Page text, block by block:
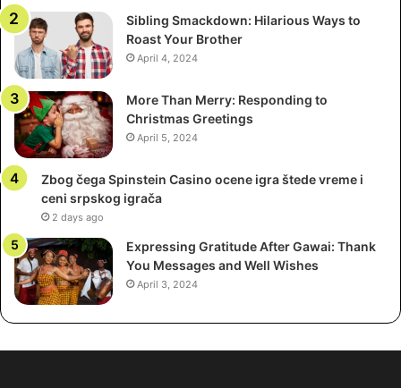
Fishing Time recensione
Analisi e approfondimenti
Per i pescatori italiani, affidarsi a una guida esperta può
fare la differenza tra una uscita riuscita e una delusione. La
Fishing Time recensione si distingue per la sua
autorevolezza nel recensire una vasta gamma di servizi,
tra cui attrezzature, applicazioni, eventi e servizi di
accompagnamento. La piattaforma si impegna a garantire
trasparenza, condividendo valutazioni basate su criteri
come funzionalità, rapporto qualità/prezzo, durata e
feedback della community.
Sibling Smackdown: Hilarious Ways to
Roast Your Brother
April 4, 2024
More Than Merry: Responding to
Christmas Greetings
April 5, 2024
Zbog čega Spinstein Casino ocene igra štede vreme i
ceni srpskog igrača
2 days ago
Expressing Gratitude After Gawai: Thank
You Messages and Well Wishes
April 3, 2024